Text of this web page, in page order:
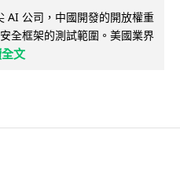
AI 公司，中國開發的開放權重
全框架的測試範圍。美國業界
文